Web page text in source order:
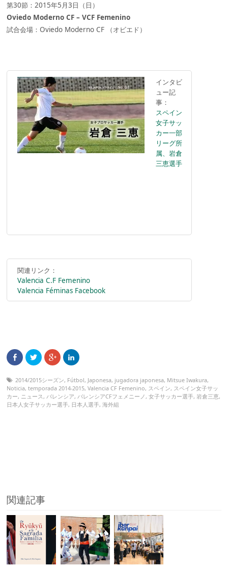
第30節：2015年5月3日（日）
Oviedo Moderno CF – VCF Femenino
試合会場：Oviedo Moderno CF （オビエド）
インタビ
ュー記
事：
スペイン
女子サッ
カー一部
リーグ所
属、岩倉
三恵選手
関連リンク：
Valencia C.F Femenino
Valencia Féminas Facebook
2014/2015シーズン, Fútbol, Japonesa, jugadora japonesa, Mitsue Iwakura,
Noticia,temporada 2014-2015,Valencia CF Femenino, スペイン, スペイン女子サッ
カー, ニュース , バレンシア, バレンシアCFフェメニーノ ,女子サッカー選手, 岩倉三恵,
日本人女子サッカー選手, 日本人選手,海外組
関連記事